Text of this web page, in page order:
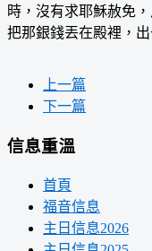
時，沒有求耶穌赦免
把那銀錢丟在殿裡，出
上一篇
下一篇
信息重溫
首頁
福音信息
主日信息2026